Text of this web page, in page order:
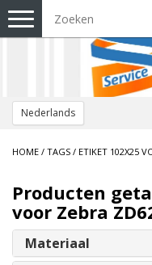
Nederlands
Toggle
navigation
HOME / TAGS / ETIKET 102X25
Producten
voor Zebra
Materiaal